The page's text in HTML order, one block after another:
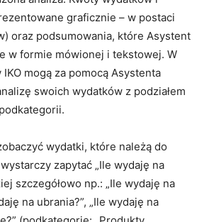
graficznie – w postaci
oraz podsumowania, które Asystent
w formie mówionej i tekstowej. W
mogą za pomocą Asystenta
swoich wydatków z podziałem
wydatki, które należą do
zapytać „Ile wydaję na
szczegółowo np.: „Ile wydaję na
na ubrania?”, „Ile wydaję na